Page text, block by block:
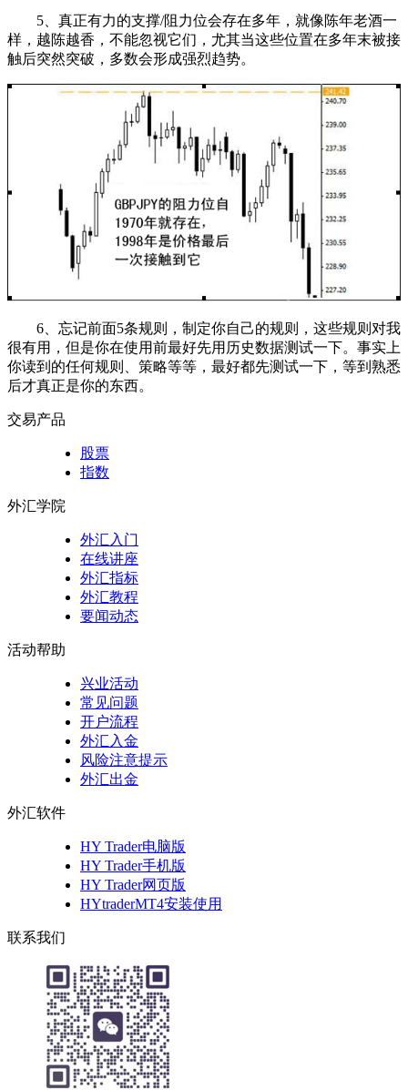
5、真正有力的支撑/阻力位会存在多年，就像陈年老酒一
样，越陈越香，不能忽视它们，尤其当这些位置在多年末被接
触后突然突破，多数会形成强烈趋势。
6、忘记前面5条规则，制定你自己的规则，这些规则对我
很有用，但是你在使用前最好先用历史数据测试一下。事实上
你读到的任何规则、策略等等，最好都先测试一下，等到熟悉
后才真正是你的东西。
交易产品
股票
指数
外汇学院
外汇入门
在线讲座
外汇指标
外汇教程
要闻动态
活动帮助
兴业活动
常见问题
开户流程
外汇入金
风险注意提示
外汇出金
外汇软件
HY Trader电脑版
HY Trader手机版
HY Trader网页版
HYtraderMT4安装使用
联系我们